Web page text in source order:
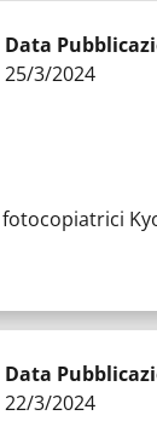
Data
25/3/2024
AGGIUDICATE
Data
22/3/2024